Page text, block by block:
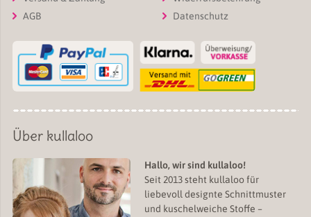
AGB
Datenschutz
Über kullaloo
Hallo, wir sind kullaloo!
Seit 2013 steht kullaloo für
liebevoll designte Schnittmuster
und kuschelweiche Stoffe –